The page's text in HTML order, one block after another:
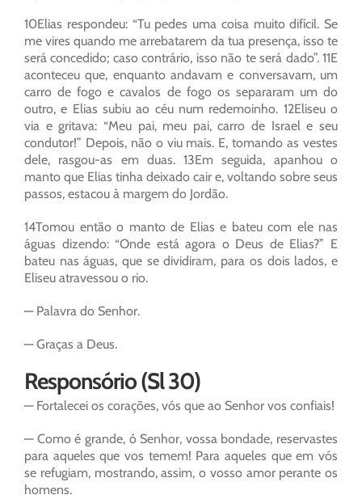
10Elias respondeu: “Tu pedes uma coisa muito difícil. Se
me vires quando me arrebatarem da tua presença, isso te
será concedido; caso contrário, isso não te será dado”. 11E
aconteceu que, enquanto andavam e conversavam, um
carro de fogo e cavalos de fogo os separaram um do
outro, e Elias subiu ao céu num redemoinho. 12Eliseu o
via e gritava: “Meu pai, meu pai, carro de Israel e seu
condutor!” Depois, não o viu mais. E, tomando as vestes
dele, rasgou-as em duas. 13Em seguida, apanhou o
manto que Elias tinha deixado cair e, voltando sobre seus
passos, estacou à margem do Jordão.
14Tomou então o manto de Elias e bateu com ele nas
águas dizendo: “Onde está agora o Deus de Elias?” E
bateu nas águas, que se dividiram, para os dois lados, e
Eliseu atravessou o rio.
— Palavra do Senhor.
— Graças a Deus.
Responsório (Sl 30)
— Fortalecei os corações, vós que ao Senhor vos confiais!
— Como é grande, ó Senhor, vossa bondade, reservastes
para aqueles que vos temem! Para aqueles que em vós
se refugiam, mostrando, assim, o vosso amor perante os
homens.